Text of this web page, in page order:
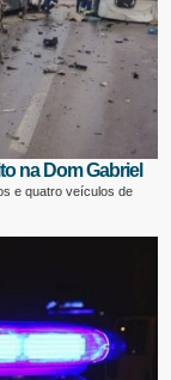
na Dom Gabriel
e quatro veículos de